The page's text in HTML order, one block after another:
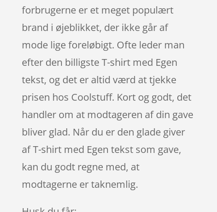
forbrugerne er et meget populært
brand i øjeblikket, der ikke går af
mode lige foreløbigt. Ofte leder man
efter den billigste T-shirt med Egen
tekst, og det er altid værd at tjekke
prisen hos Coolstuff. Kort og godt, det
handler om at modtageren af din gave
bliver glad. Når du er den glade giver
af T-shirt med Egen tekst som gave,
kan du godt regne med, at
modtagerne er taknemlig.